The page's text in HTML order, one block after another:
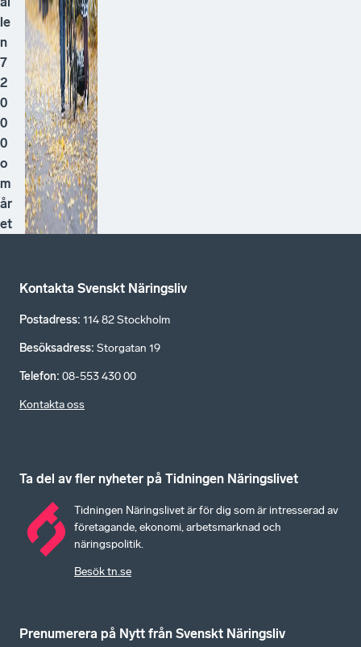
le
n
7
2
0
0
0
o
m
år
et
Kontakta Svenskt Näringsliv
Postadress: 114 82 Stockholm
Besöksadress: Storgatan 19
Telefon: 08-553 430 00
Kontakta oss
Ta del av fler nyheter på Tidningen Näringslivet
Tidningen Näringslivet är för dig som är intresserad av
företagande, ekonomi, arbetsmarknad och
näringspolitik.
Besök tn.se
Prenumerera på Nytt från Svenskt Näringsliv